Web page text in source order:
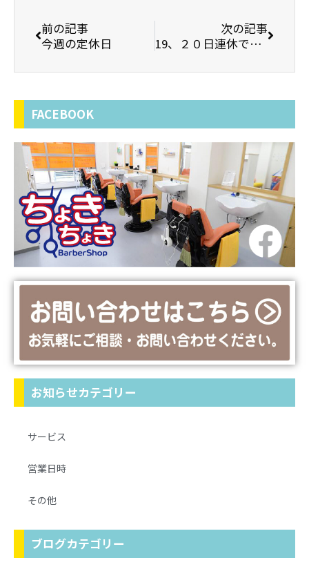
前の記事
今週の定休日
次の記事
19、２０日連休です。
FACEBOOK
お知らせカテゴリー
サービス
営業日時
その他
ブログカテゴリー